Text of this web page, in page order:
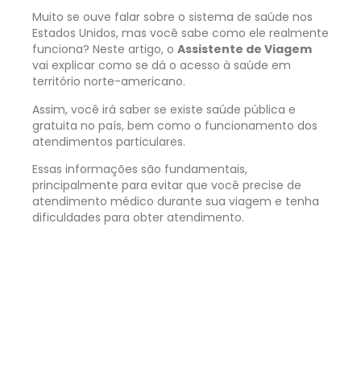
Muito se ouve falar sobre o sistema de saúde nos
Estados Unidos, mas você sabe como ele realmente
funciona? Neste artigo, o Assistente de Viagem
vai explicar como se dá o acesso à saúde em
território norte-americano.
Assim, você irá saber se existe saúde pública e
gratuita no país, bem como o funcionamento dos
atendimentos particulares.
Essas informações são fundamentais,
principalmente para evitar que você precise de
atendimento médico durante sua viagem e tenha
dificuldades para obter atendimento.